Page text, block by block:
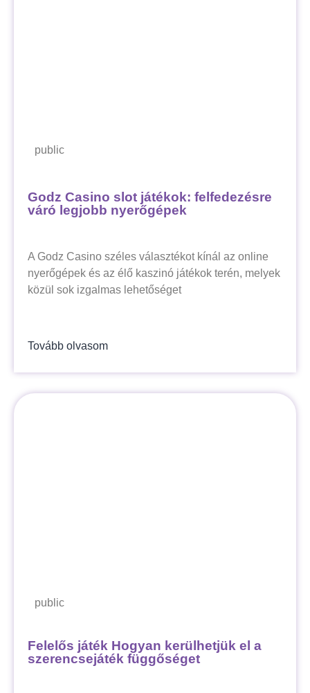
public
Godz Casino slot játékok: felfedezésre
váró legjobb nyerőgépek
A Godz Casino széles választékot kínál az online
nyerőgépek és az élő kaszinó játékok terén, melyek
közül sok izgalmas lehetőséget
Tovább olvasom
public
Felelős játék Hogyan kerülhetjük el a
szerencsejáték függőséget